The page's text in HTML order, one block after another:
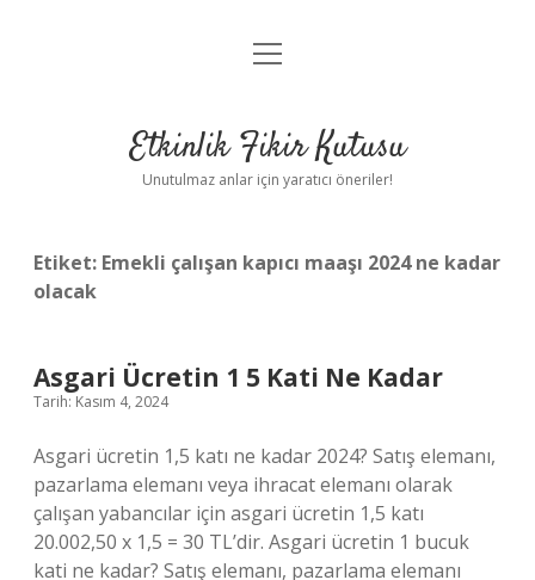
Anasayfa
Yasal Uyarı
menüyü
Etkinlik Fikir Kutusu
Unutulmaz anlar için yaratıcı öneriler!
Etiket: Emekli çalışan kapıcı maaşı 2024 ne kadar
olacak
Asgari Ücretin 1 5 Kati Ne Kadar
Tarih: Kasım 4, 2024
Asgari ücretin 1,5 katı ne kadar 2024? Satış elemanı,
pazarlama elemanı veya ihracat elemanı olarak
çalışan yabancılar için asgari ücretin 1,5 katı
20.002,50 x 1,5 = 30 TL’dir. Asgari ücretin 1 bucuk
kati ne kadar? Satış elemanı, pazarlama elemanı